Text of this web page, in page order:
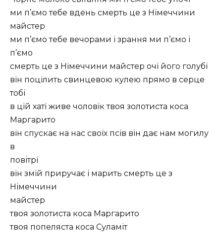
ми п’ємо тебе вдень смерть це з Німеччини
майстер
ми п’ємо тебе вечорами і зрання ми п’ємо і
п’ємо
смерть це з Німеччини майстер очі його голубі
він поцілить свинцевою кулею прямо в серце
тобі
в цій хаті живе чоловік твоя золотиста коса
Маргарито
він спускає на нас своїх псів він дає нам могилу
в
повітрі
він змій приручає і марить смерть це з
Німеччини
майстер
твоя золотиста коса Маргарито
твоя попеляста коса Суламіт